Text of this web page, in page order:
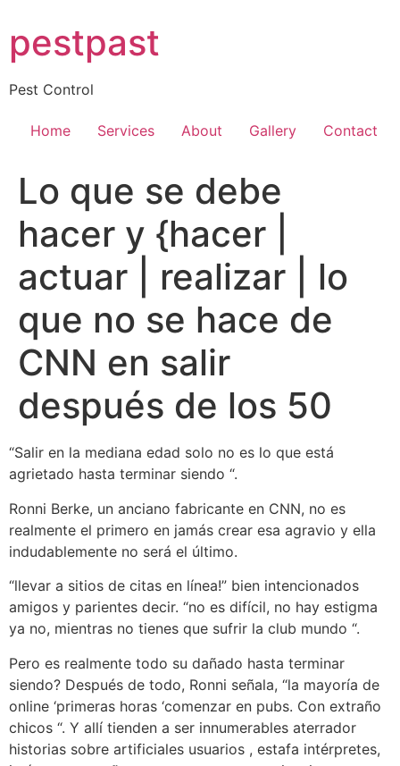
to
content
pestpast
Pest Control
Home Services About Gallery Contact
Lo que se debe
hacer y {hacer |
actuar | realizar | lo
que no se hace de
CNN en salir
después de los 50
“Salir en la mediana edad solo no es lo que está
agrietado hasta terminar siendo “.
Ronni Berke, un anciano fabricante en CNN, no es
realmente el primero en jamás crear esa agravio y ella
indudablemente no será el último.
“llevar a sitios de citas en línea!” bien intencionados
amigos y parientes decir. “no es difícil, no hay estigma
ya no, mientras no tienes que sufrir la club mundo “.
Pero es realmente todo su dañado hasta terminar
siendo? Después de todo, Ronni señala, “la mayoría de
online ‘primeras horas ‘comenzar en pubs. Con extraño
chicos “. Y allí tienden a ser innumerables aterrador
historias sobre artificiales usuarios , estafa intérpretes,